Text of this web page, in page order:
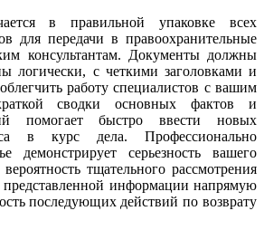
в правильной упаковке всех
для передачи в правоохранительные
консультантам. Документы должны
логически, с четкими заголовками и
работу специалистов с вашим
сводки основных фактов и
помогает быстро ввести новых
в курс дела. Профессионально
демонстрирует серьезность вашего
тщательного рассмотрения
представленной информации напрямую
последующих действий по возврату